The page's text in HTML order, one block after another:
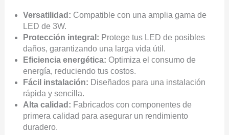
Versatilidad: Compatible con una amplia gama de
LED de 3W.
Protección integral: Protege tus LED de posibles
daños, garantizando una larga vida útil.
Eficiencia energética: Optimiza el consumo de
energía, reduciendo tus costos.
Fácil instalación: Diseñados para una instalación
rápida y sencilla.
Alta calidad: Fabricados con componentes de
primera calidad para asegurar un rendimiento
duradero.